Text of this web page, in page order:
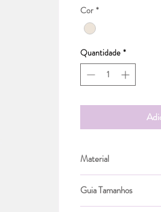
Cor *
Quantidade *
Material
Guia Tamanhos